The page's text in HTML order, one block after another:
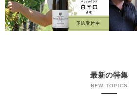
最新の特集
NEW TOPICS